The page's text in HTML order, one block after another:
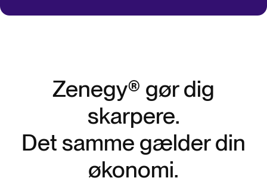
Zenegy® gør dig
skarpere.
Det samme gælder din
økonomi.